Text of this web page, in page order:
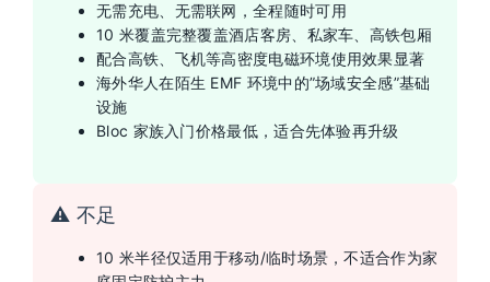
无需充电、无需联网，全程随时可用
10 米覆盖完整覆盖酒店客房、私家车、高铁包厢
配合高铁、飞机等高密度电磁环境使用效果显著
海外华人在陌生 EMF 环境中的”场域安全感”基础
设施
Bloc 家族入门价格最低，适合先体验再升级
⚠️ 不足
10 米半径仅适用于移动/临时场景，不适合作为家